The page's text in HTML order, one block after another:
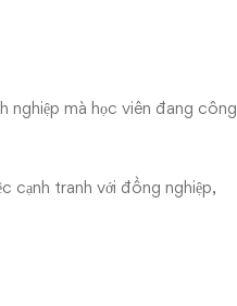
nghiệp mà học viên đang công
cạnh tranh với đồng nghiệp,